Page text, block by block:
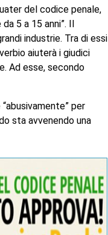
del codice penale,
5 a 15 anni”. Il
industrie. Tra di essi
aiuterà i giudici
Ad esse, secondo
per
sta avvenendo una